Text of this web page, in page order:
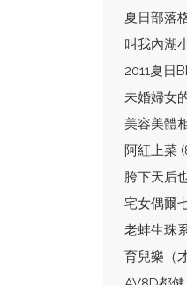
夏日部落
叫我內湖
2011夏日
未婚婦女
美容美體
阿紅上菜
胯下天后
宅女偶爾
老蚌生珠
育兒樂（